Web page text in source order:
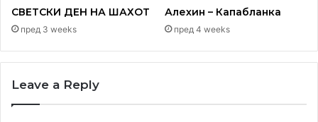
СВЕТСКИ ДЕН НА ШАХОТ
пред 3 weeks
Алехин – Капабланка
пред 4 weeks
Leave a Reply